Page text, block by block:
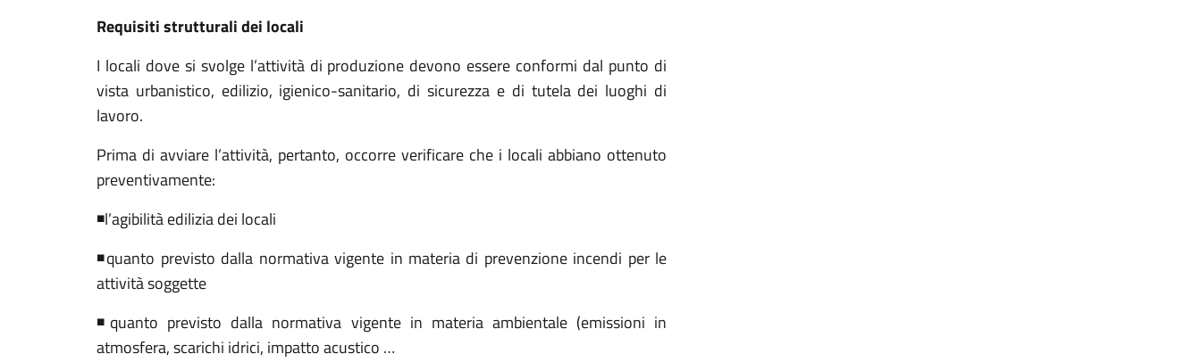
Requisiti strutturali dei locali
I locali dove si svolge l’attività di produzione devono essere conformi dal punto di
vista urbanistico, edilizio, igienico-sanitario, di sicurezza e di tutela dei luoghi di
lavoro.
Prima di avviare l’attività, pertanto, occorre verificare che i locali abbiano ottenuto
preventivamente:
◾l’agibilità edilizia dei locali
◾quanto previsto dalla normativa vigente in materia di prevenzione incendi per le
attività soggette
◾quanto previsto dalla normativa vigente in materia ambientale (emissioni in
atmosfera, scarichi idrici, impatto acustico …